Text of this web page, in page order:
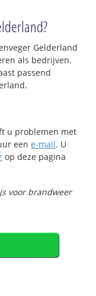
Gelderland
als bedrijven.
passend
u problemen met
eene-mail. U
op deze pagina
voor brandweer